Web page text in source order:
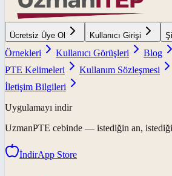
Ücretsiz Üye Ol Kullanıcı Girişi
Örnekleri
Kullanıcı Görüşleri Blog
PTE Kelimeleri
Kullanım Sözleşmesi
İletişim Bilgileri
Uygulamayı indir
UzmanPTE cebinde — istediğin an,
İndirApp Store